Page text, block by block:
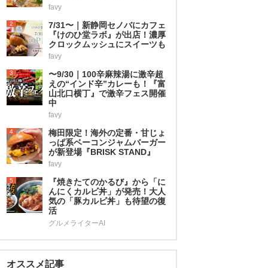
favy
2
7/31〜｜新静岡セノバにカフェ
『けのひ堂ラボ』が出店！濃厚
クロックムッシュにスイーツも
favy
3
〜9/30｜100辛麻辣湯に激辛超
えの“インド辛”カレーも！『富
山北口横丁』で激辛フェス開催
中
favy
4
梅田限定！海外の定番・甘じょ
っぱ系ベーコンジャムバーガー
が新登場『BRISK STAND』
favy
5
『焼きたてのかるび』から「に
んにくカルビ丼」が発売！大人
気の「豚カルビ丼」も待望の復
活
グルメライターAI
オススメ記事